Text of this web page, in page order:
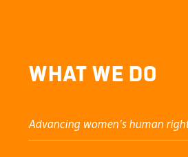
What We Do
Advancing women’s human